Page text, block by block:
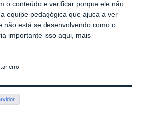
o conteúdo e verificar porque ele não
equipe pedagógica que ajuda a ver
não está se desenvolvendo como o
importante isso aqui, mais
erro